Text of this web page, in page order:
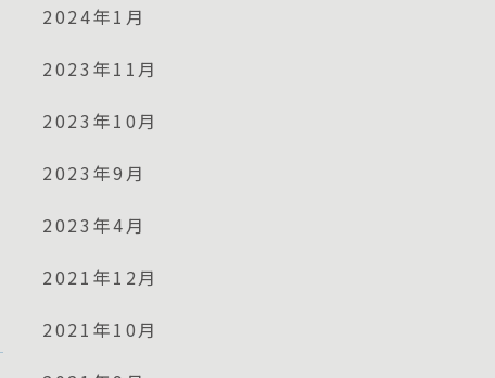
2024年1月
2023年11月
2023年10月
2023年9月
2023年4月
2021年12月
2021年10月